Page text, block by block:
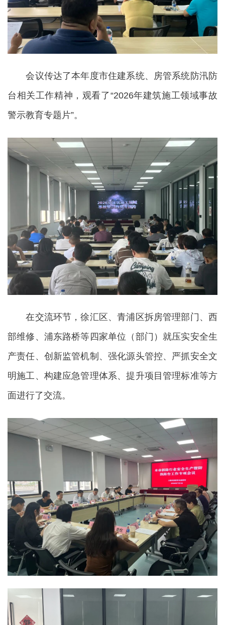
会议传达了本年度市住建系统、房管系统防汛防
台相关工作精神，观看了“2026年建筑施工领域事故
警示教育专题片”。
在交流环节，徐汇区、青浦区拆房管理部门、西
部维修、浦东路桥等四家单位（部门）就压实安全生
产责任、创新监管机制、强化源头管控、严抓安全文
明施工、构建应急管理体系、提升项目管理标准等方
面进行了交流。